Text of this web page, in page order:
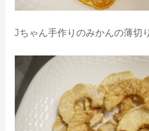
Jちゃん手作りのみかんの薄切